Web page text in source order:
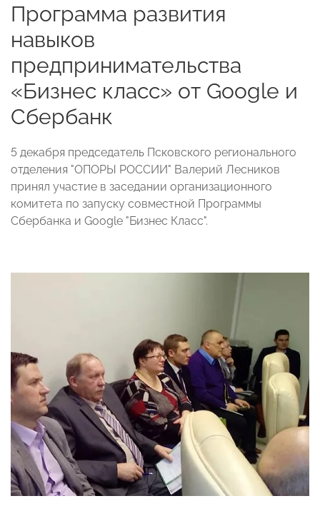
Программа развития
навыков
предпринимательства
«Бизнес класс» от Google и
Сбербанк
5 декабря председатель Псковского регионального
отделения "ОПОРЫ РОССИИ" Валерий Лесников
принял участие в заседании организационного
комитета по запуску совместной Программы
Сбербанка и Googlе "Бизнес Класс".